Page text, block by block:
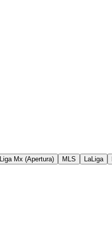
Liga Mx (Apertura) MLS LaLiga